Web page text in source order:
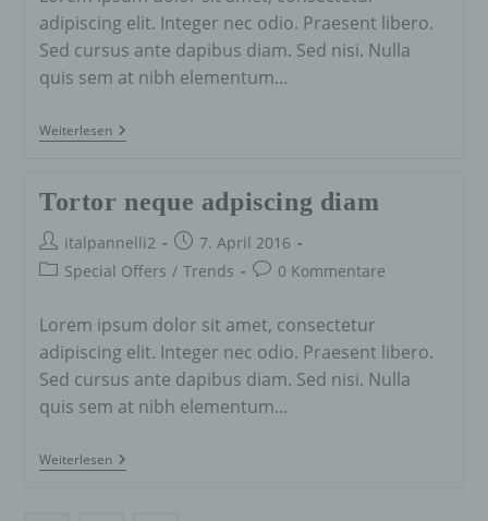
adipiscing elit. Integer nec odio. Praesent libero.
Sed cursus ante dapibus diam. Sed nisi. Nulla
quis sem at nibh elementum…
WeiterlesenSociosqu
Ad
Tortor neque adpiscing diam
Beitrags-
Autor:
italpannelli2
Beitrag
veröffentlicht:
7. April 2016
Beitrags-
Special Offers / Trends
Beitrags-
0 Kommentare
Lorem ipsum dolor sit amet, consectetur
adipiscing elit. Integer nec odio. Praesent libero.
Sed cursus ante dapibus diam. Sed nisi. Nulla
quis sem at nibh elementum…
WeiterlesenTortor
Neque